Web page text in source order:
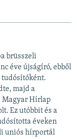
brüsszeli
éve újságíró, ebből
tudósítóként.
majd a
Magyar Hírlap
Ez utóbbit és a
éveken
uniós hírportál